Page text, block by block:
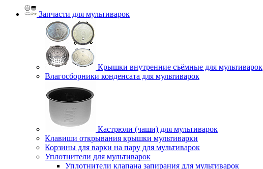
Запчасти для мультиварок
Крышки внутренние съёмные для мультиварок
Влагосборники конденсата для мультиварок
Кастрюли (чаши) для мультиварок
Клавиши открывания крышки мультиварки
Корзины для варки на пару для мультиварок
Уплотнители для мультиварок
Уплотнители клапана запирания для мультиварок